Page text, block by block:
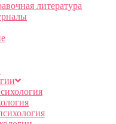
литература